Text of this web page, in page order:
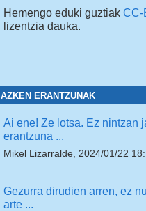
Hemengo eduki guztiak CC-
lizentzia dauka.
AZKEN ERANTZUNAK
Ai ene! Ze lotsa. Ez nintzan
erantzuna ...
Mikel Lizarralde, 2024/01/22
Gezurra dirudien arren, ez
arte ...